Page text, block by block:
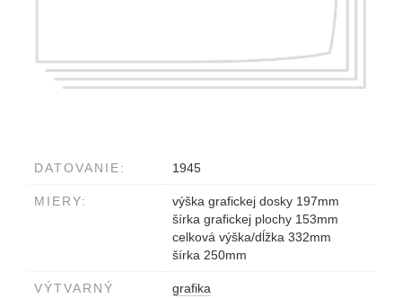
DATOVANIE: 1945
MIERY:
výška grafickej dosky 197mm
šírka grafickej plochy 153mm
celková výška/dĺžka 332mm
šírka 250mm
VÝTVARNÝ
grafika